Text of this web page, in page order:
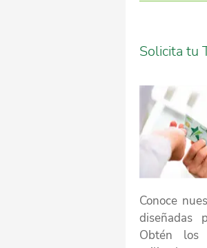
Solicita tu
Conoce
diseñadas
Obtén los